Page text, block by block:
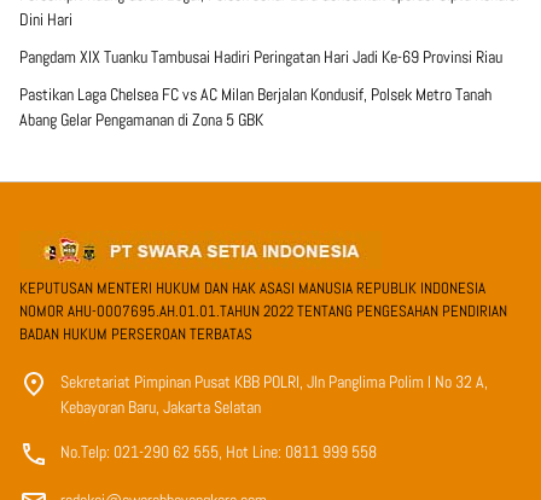
Dini Hari
Pangdam XIX Tuanku Tambusai Hadiri Peringatan Hari Jadi Ke-69 Provinsi Riau
Pastikan Laga Chelsea FC vs AC Milan Berjalan Kondusif, Polsek Metro Tanah
Abang Gelar Pengamanan di Zona 5 GBK
KEPUTUSAN MENTERI HUKUM DAN HAK ASASI MANUSIA REPUBLIK INDONESIA
NOMOR AHU-0007695.AH.01.01.TAHUN 2022 TENTANG PENGESAHAN PENDIRIAN
BADAN HUKUM PERSEROAN TERBATAS
Sekretariat Pimpinan Pusat KBB POLRI, Jln Panglima Polim I No 32 A,
Kebayoran Baru, Jakarta Selatan
No.Telp: 021-290 62 555, Hot Line: 0811 999 558